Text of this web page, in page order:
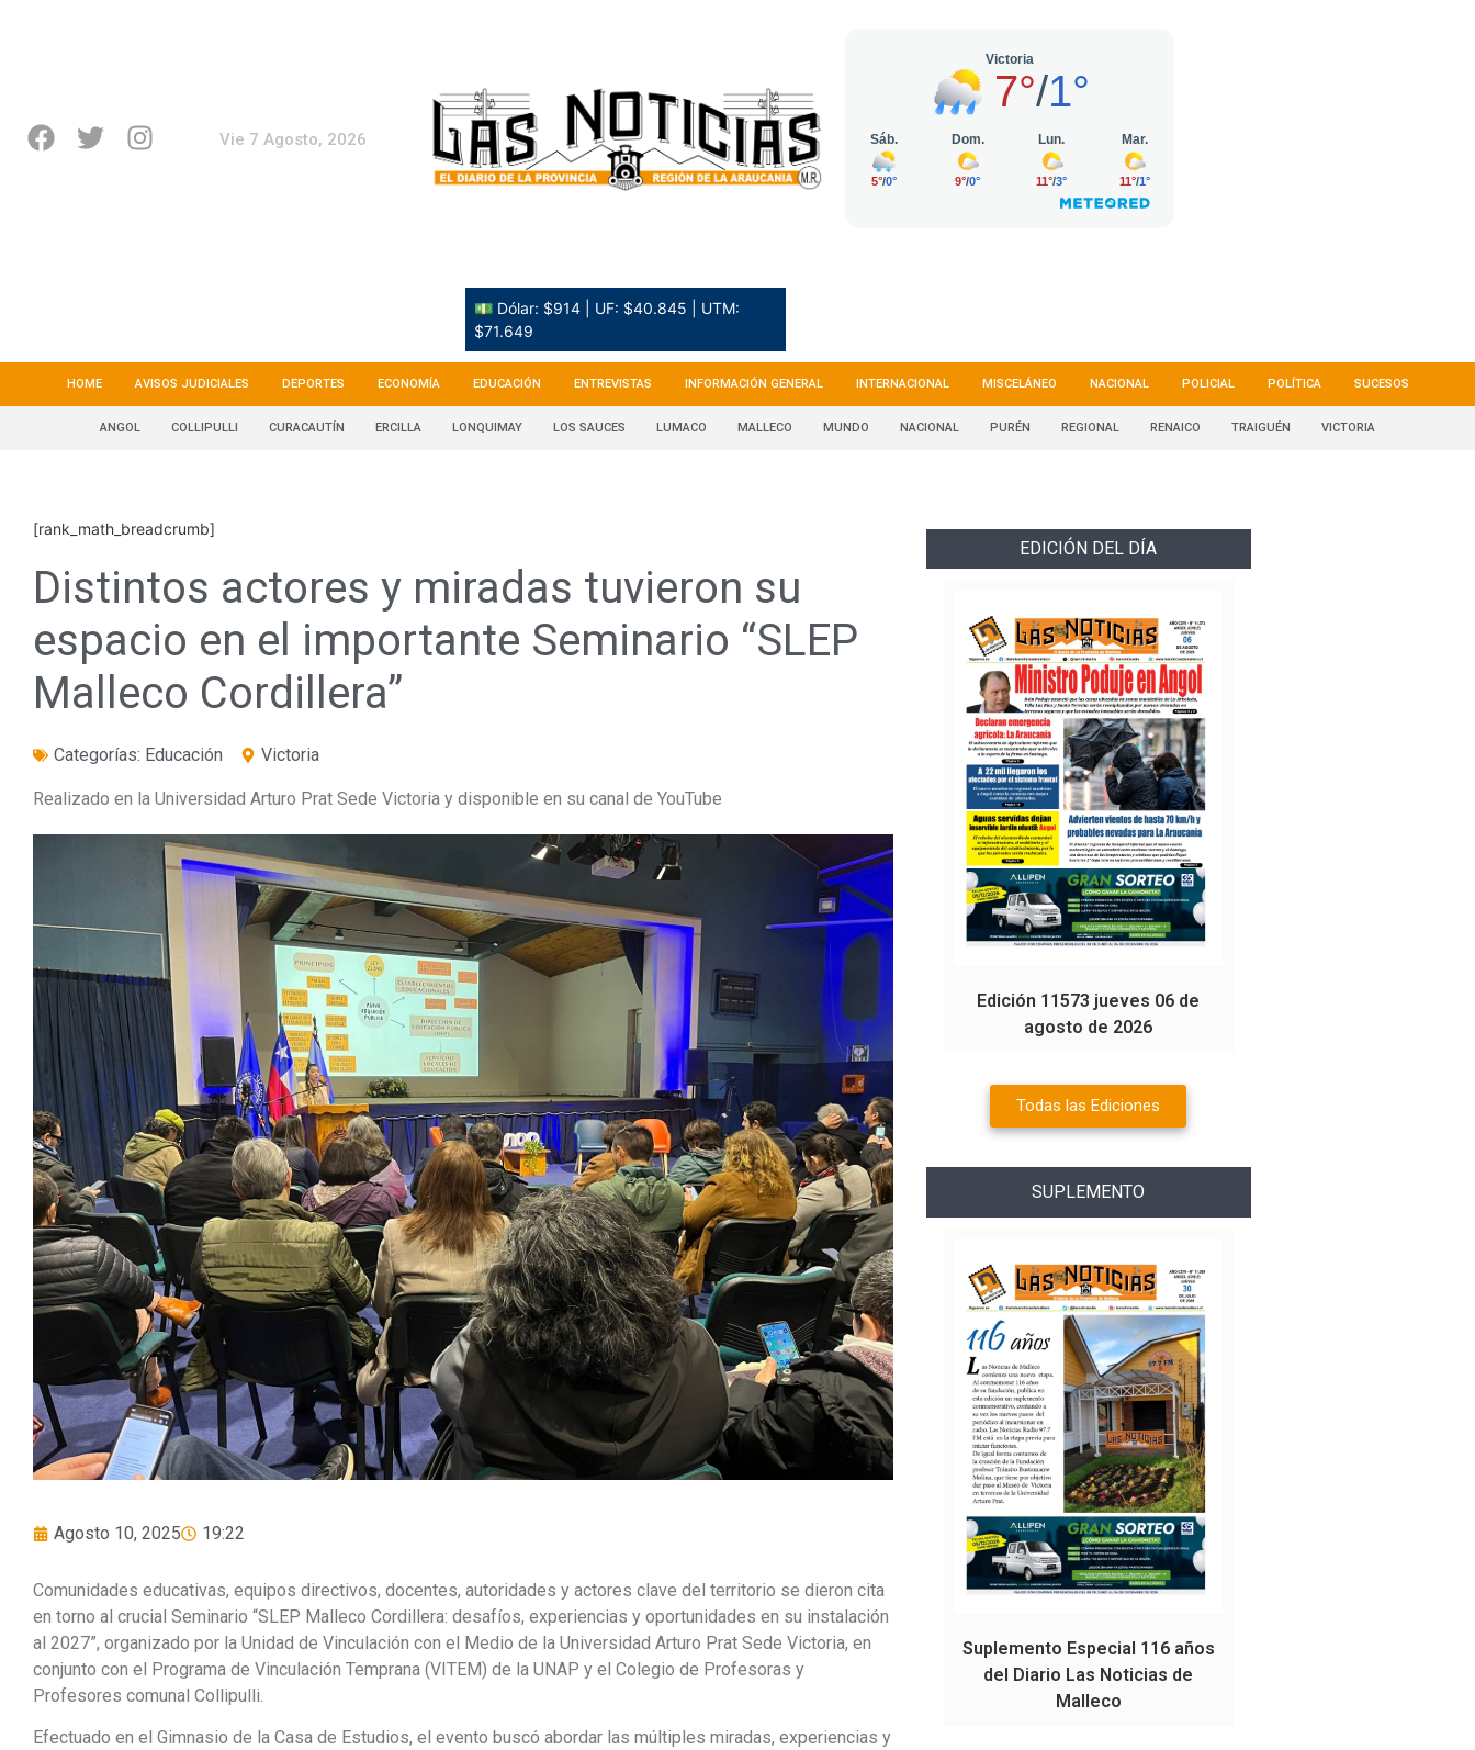
Vie 7 Agosto, 2026
💵 Dólar: $914 | UF: $40.845 | UTM:
$71.649
HOME AVISOS JUDICIALES DEPORTES ECONOMÍA EDUCACIÓN ENTREVISTAS INFORMACIÓN GENERAL INTERNACIONAL MISCELÁNEO NACIONAL POLICIAL POLÍTICA SUCESOS
ANGOL COLLIPULLI CURACAUTÍN ERCILLA LONQUIMAY LOS SAUCES LUMACO MALLECO MUNDO NACIONAL PURÉN REGIONAL RENAICO TRAIGUÉN VICTORIA
[rank_math_breadcrumb]
Distintos actores y miradas tuvieron su
espacio en el importante Seminario “SLEP
Malleco Cordillera”
Categorías: Educación Victoria
Realizado en la Universidad Arturo Prat Sede Victoria y disponible en su canal de YouTube
Agosto 10, 2025 19:22
Comunidades educativas, equipos directivos, docentes, autoridades y actores clave del territorio se dieron cita
en torno al crucial Seminario “SLEP Malleco Cordillera: desafíos, experiencias y oportunidades en su instalación
al 2027”, organizado por la Unidad de Vinculación con el Medio de la Universidad Arturo Prat Sede Victoria, en
conjunto con el Programa de Vinculación Temprana (VITEM) de la UNAP y el Colegio de Profesoras y
Profesores comunal Collipulli.
Efectuado en el Gimnasio de la Casa de Estudios, el evento buscó abordar las múltiples miradas, experiencias y
EDICIÓN DEL DÍA
Edición 11573 jueves 06 de
agosto de 2026
Todas las Ediciones
SUPLEMENTO
Suplemento Especial 116 años
del Diario Las Noticias de
Malleco